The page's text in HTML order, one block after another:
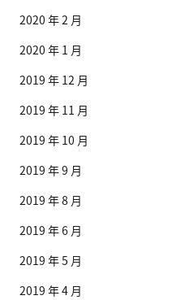
2020 年 2 月
2020 年 1 月
2019 年 12 月
2019 年 11 月
2019 年 10 月
2019 年 9 月
2019 年 8 月
2019 年 6 月
2019 年 5 月
2019 年 4 月